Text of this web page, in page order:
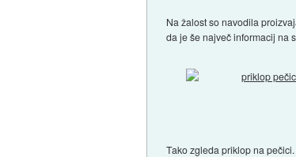
Na žalost so navodila
da je še največ informacij na
Tako zgleda priklop na pečici.